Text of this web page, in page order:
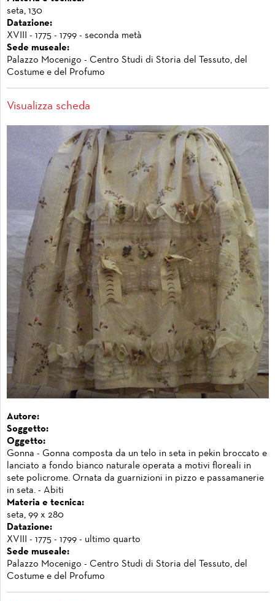
seta, 130
Datazione:
XVIII - 1775 - 1799 - seconda metà
Sede museale:
Palazzo Mocenigo - Centro Studi di Storia del Tessuto, del
Costume e del Profumo
Visualizza scheda
Autore:
Soggetto:
Oggetto:
Gonna - Gonna composta da un telo in seta in pekin broccato e
lanciato a fondo bianco naturale operata a motivi floreali in
sete policrome. Ornata da guarnizioni in pizzo e passamanerie
in seta. - Abiti
Materia e tecnica:
seta, 99 x 280
Datazione:
XVIII - 1775 - 1799 - ultimo quarto
Sede museale:
Palazzo Mocenigo - Centro Studi di Storia del Tessuto, del
Costume e del Profumo